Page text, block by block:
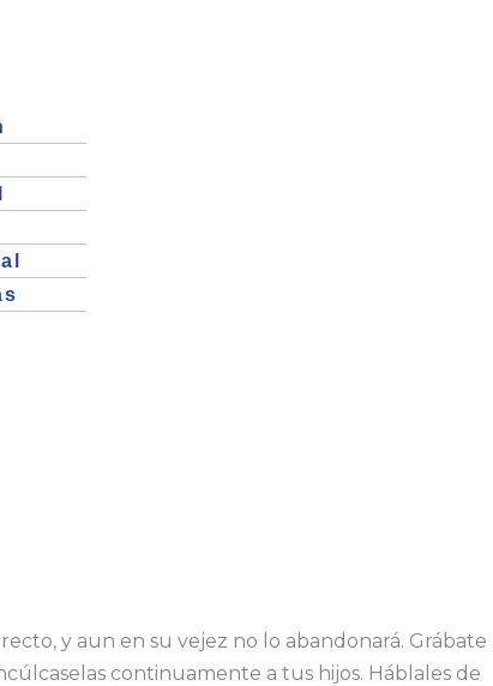
y aun en su vejez no lo abandonará. Grábate
continuamente a tus hijos. Háblales de